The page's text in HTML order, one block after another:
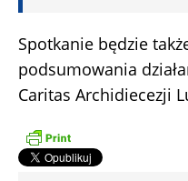
Spotkanie będzie
podsumowania
Caritas Archidiecezji